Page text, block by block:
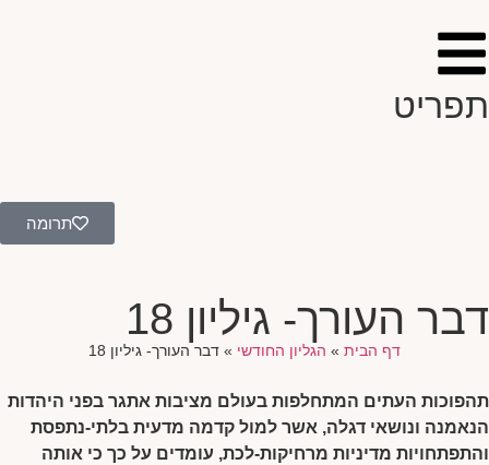
תפריט
תרומה
דבר העורך- גיליון 18
דף הבית » הגליון החודשי » דבר העורך- גיליון 18
תהפוכות העתים המתחלפות בעולם מציבות אתגר בפני היהדות
הנאמנה ונושאי דגלה, אשר למול קדמה מדעית בלתי-נתפסת
והתפתחויות מדיניות מרחיקות-לכת, עומדים על כך כי אותה